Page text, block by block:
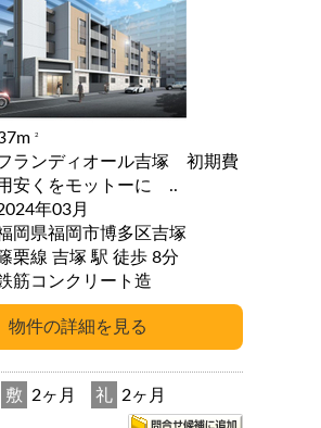
2
ランディオール吉塚 初期費
安くをモットーに ..
年03月
岡県福岡市博多区吉塚
篠栗線 吉塚 駅 徒歩 8分
筋コンクリート造
敷 2ヶ月 礼 2ヶ月